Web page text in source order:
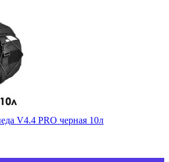
V4.4 PRO черная 10л